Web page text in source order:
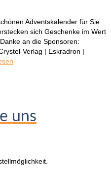
Adventskalender für Sie
sich Geschenke im Wert
an die Sponsoren:
Verlag | Eskradron |
uns